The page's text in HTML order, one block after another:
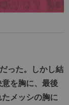
った。しかし結
を胸に、最後
メッシの胸に